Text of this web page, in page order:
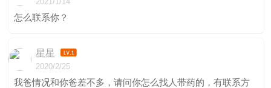
怎么联系你？
星星
2020/2/25
我爸情况和你爸差不多，请问你怎么找人带药的，有联系方